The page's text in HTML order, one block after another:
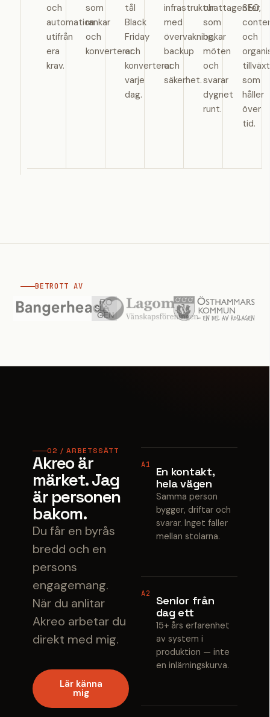
och
automation
utifrån
era
krav.
som
rankar
och
konverterar.
tål
Black
Friday
och
konverterar
varje
dag.
infrastruktur
med
övervakning,
backup
och
säkerhet.
chattagenter
som
bokar
möten
och
svarar
dygnet
runt.
SEO,
och
tillväxt
som
håller
över
tid.
BETROTT AV
02 / ARBETSSÄTT
Akreo är
märket. Jag
är personen
bakom.
Du får en byrås
bredd och en
persons
engagemang.
När du anlitar
Akreo arbetar du
direkt med mig.
Lär känna
mig
A1
En kontakt,
hela vägen
Samma person
bygger, driftar och
svarar. Inget faller
mellan stolarna.
A2
Senior från
dag ett
15+ års erfarenhet
av system i
produktion — inte
en inlärningskurva.